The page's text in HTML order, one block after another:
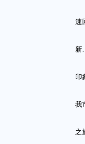
速
新
印
我
之